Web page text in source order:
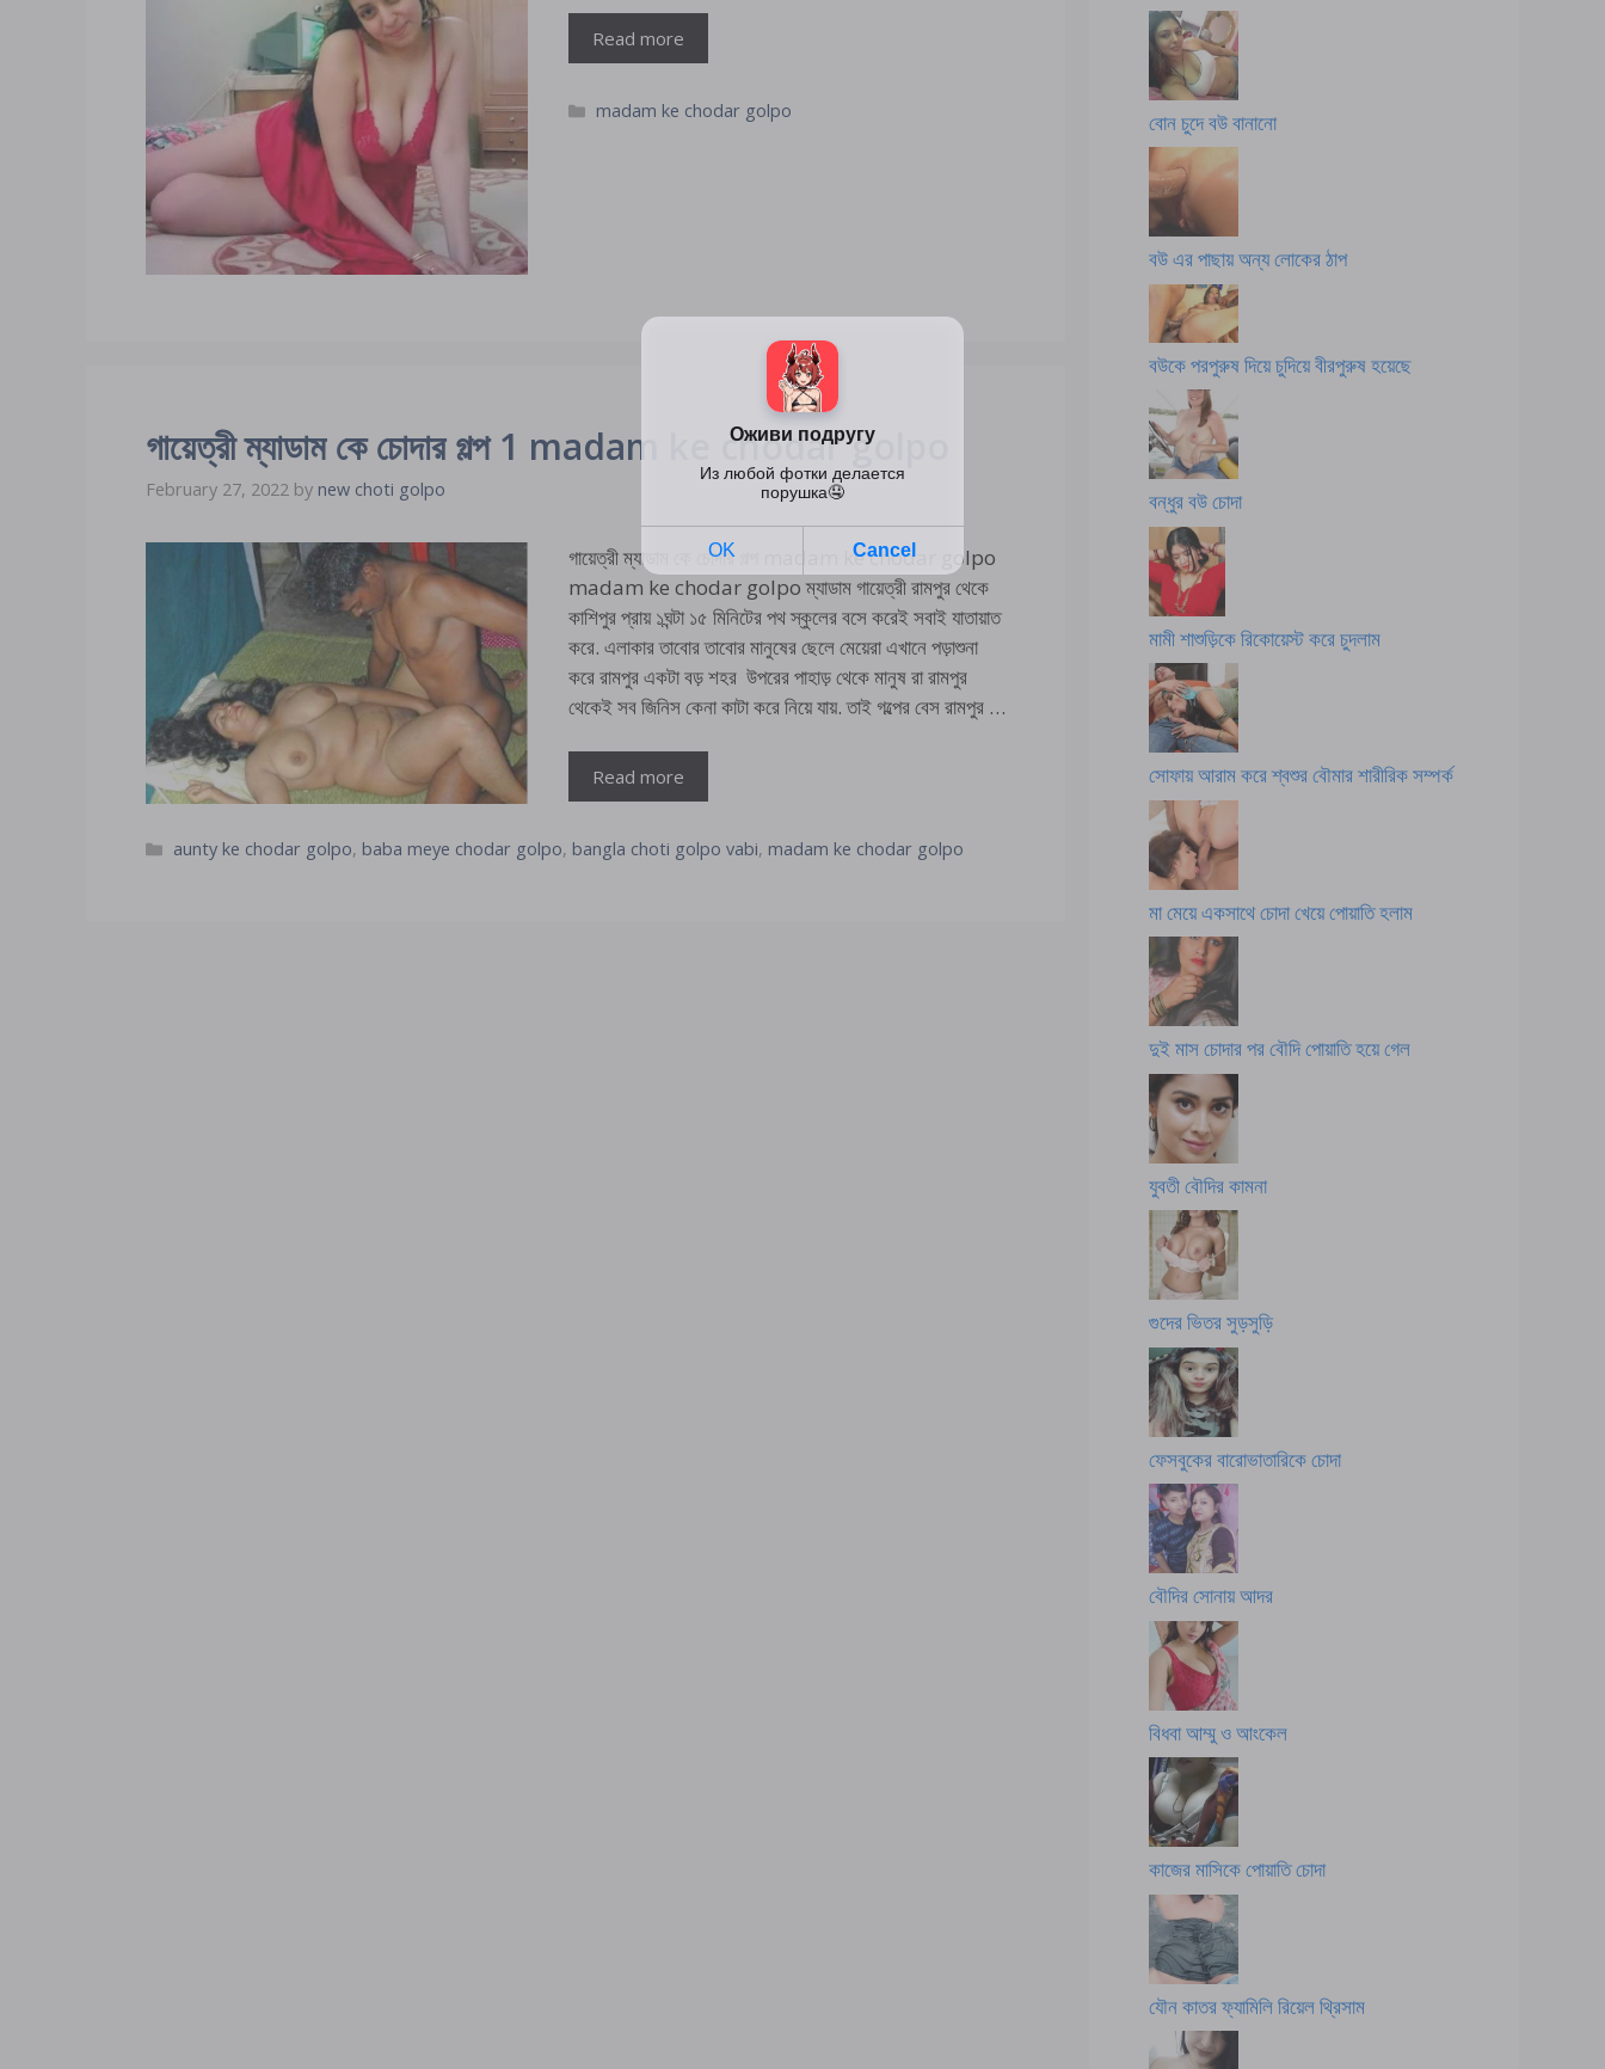
Read more
Categories
madam ke chodar golpo
গায়েত্রী ম্যাডাম কে চোদার গল্প 1 madam ke chodar golpo
February 27, 2022 by new choti golpo
গায়েত্রী ম্যাডাম কে চোদার গল্প madam ke chodar golpo
madam ke chodar golpo ম্যাডাম গায়েত্রী রামপুর থেকে
কাশিপুর প্রায় ১ঘন্টা ১৫ মিনিটের পথ স্কুলের বসে করেই সবাই যাতায়াত
করে. এলাকার তাবোর তাবোর মানুষের ছেলে মেয়েরা এখানে পড়াশুনা
করে রামপুর একটা বড় শহর উপরের পাহাড় থেকে মানুষ রা রামপুর
থেকেই সব জিনিস কেনা কাটা করে নিয়ে যায়. তাই গল্পের বেস রামপুর …
Read more
Categories
aunty ke chodar golpo, baba meye chodar golpo, bangla choti golpo vabi, madam ke chodar golpo
বোন চুদে বউ বানানো
বউ এর পাছায় অন্য লোকের ঠাপ
বউকে পরপুরুষ দিয়ে চুদিয়ে বীরপুরুষ হয়েছে
বন্ধুর বউ চোদা
মামী শাশুড়িকে রিকোয়েস্ট করে চুদলাম
সোফায় আরাম করে শ্বশুর বৌমার শারীরিক সম্পর্ক
মা মেয়ে একসাথে চোদা খেয়ে পোয়াতি হলাম
দুই মাস চোদার পর বৌদি পোয়াতি হয়ে গেল
যুবতী বৌদির কামনা
গুদের ভিতর সুড়সুড়ি
ফেসবুকের বারোভাতারিকে চোদা
বৌদির সোনায় আদর
বিধবা আম্মু ও আংকেল
কাজের মাসিকে পোয়াতি চোদা
যৌন কাতর ফ্যামিলি রিয়েল থ্রিসাম